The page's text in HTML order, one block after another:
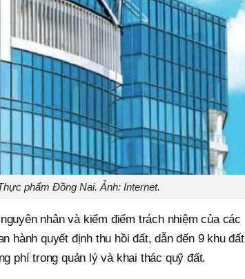
phẩm Đồng Nai. Ảnh: Internet.
nhân và kiểm điểm trách nhiệm của các
hành quyết định thu hồi đất, dẫn đến 9 khu đất
phí trong quản lý và khai thác quỹ đất.